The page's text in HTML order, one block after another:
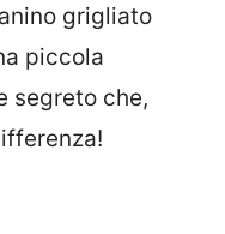
grigliato
piccola
segreto che,